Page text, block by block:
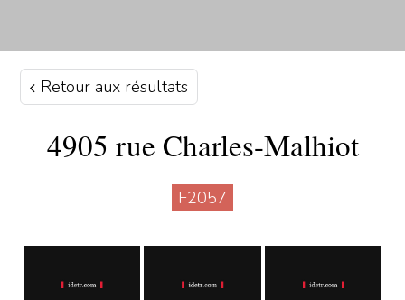
Retour aux résultats
4905 rue Charles-Malhiot
F2057